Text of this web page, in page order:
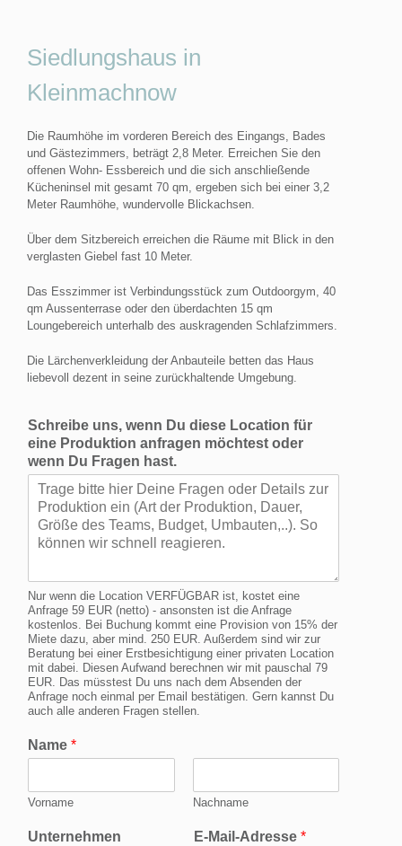
Siedlungshaus in
Kleinmachnow
Die Raumhöhe im vorderen Bereich des Eingangs, Bades
und Gästezimmers, beträgt 2,8 Meter. Erreichen Sie den
offenen Wohn- Essbereich und die sich anschließende
Kücheninsel mit gesamt 70 qm, ergeben sich bei einer 3,2
Meter Raumhöhe, wundervolle Blickachsen.
Über dem Sitzbereich erreichen die Räume mit Blick in den
verglasten Giebel fast 10 Meter.
Das Esszimmer ist Verbindungsstück zum Outdoorgym, 40
qm Aussenterrase oder den überdachten 15 qm
Loungebereich unterhalb des auskragenden Schlafzimmers.
Die Lärchenverkleidung der Anbauteile betten das Haus
liebevoll dezent in seine zurückhaltende Umgebung.
Schreibe uns, wenn Du diese Location für
eine Produktion anfragen möchtest oder
wenn Du Fragen hast.
Nur wenn die Location VERFÜGBAR ist, kostet eine
Anfrage 59 EUR (netto) - ansonsten ist die Anfrage
kostenlos. Bei Buchung kommt eine Provision von 15% der
Miete dazu, aber mind. 250 EUR. Außerdem sind wir zur
Beratung bei einer Erstbesichtigung einer privaten Location
mit dabei. Diesen Aufwand berechnen wir mit pauschal 79
EUR. Das müsstest Du uns nach dem Absenden der
Anfrage noch einmal per Email bestätigen. Gern kannst Du
auch alle anderen Fragen stellen.
Name *
Vorname Nachname
Unternehmen E-Mail-Adresse *